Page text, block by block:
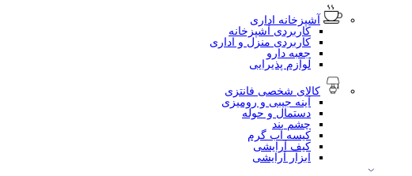
آشپزخانه اداری
کاربردی آشپزخانه
کاربردی منزل و اداری
جعبه دارو
لوازم پذیرایی
کالای شخصی فانتزی
آینه جیبی و رومیزی
دستمال و حوله
چشم بند
کیسه آب گرم
کیف آرایشی
ابزار آرایشی